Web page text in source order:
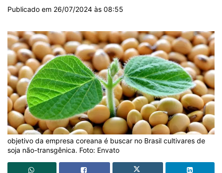
Publicado em 26/07/2024 às 08:55
objetivo da empresa coreana é buscar no Brasil cultivares de
soja não-transgênica. Foto: Envato